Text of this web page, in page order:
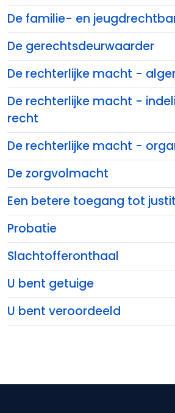
De familie- en
De gerechtsdeurwaarder
De rechterlijke macht -
De rechterlijke macht -
recht
De rechterlijke macht -
De zorgvolmacht
Een betere toegang tot
Probatie
Slachtofferonthaal
U bent getuige
U bent veroordeeld